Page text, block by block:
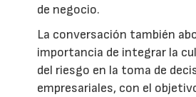
de negocio.
La conversación también
importancia de integrar la
del riesgo en la toma de
empresariales, con el